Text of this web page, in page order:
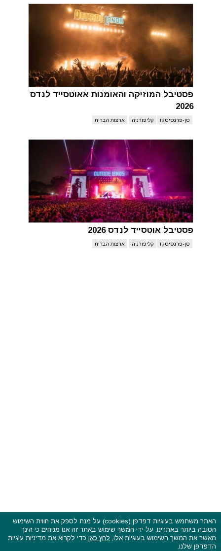
פסטיבל המוזיקה והאומנות אאוטסייד לנדס
2026
סן-פרנסיסקו קליפורניה ארצות הברית
פסטיבל אוטסייד לנדס 2026
סן-פרנסיסקו קליפורניה ארצות הברית
פסטיבלים וקרנבלים בעולם - כל הזכויות שמורות © 2015 - 2026
בשותפות עםCarniFest Online
האתר משתמש בעוגיות דפדפן (cookies) על מנת לספק את חווית השימוש
הטובה ביותר באתרינו, על ידי המשך שימוש באתר זה אנו מניחים כי הינך
מאשר את המשך השימוש בעוגיות אלו, לחץ כאן כדי לקרוא את מדיניות עוגיות
הדפדפן שלנו.